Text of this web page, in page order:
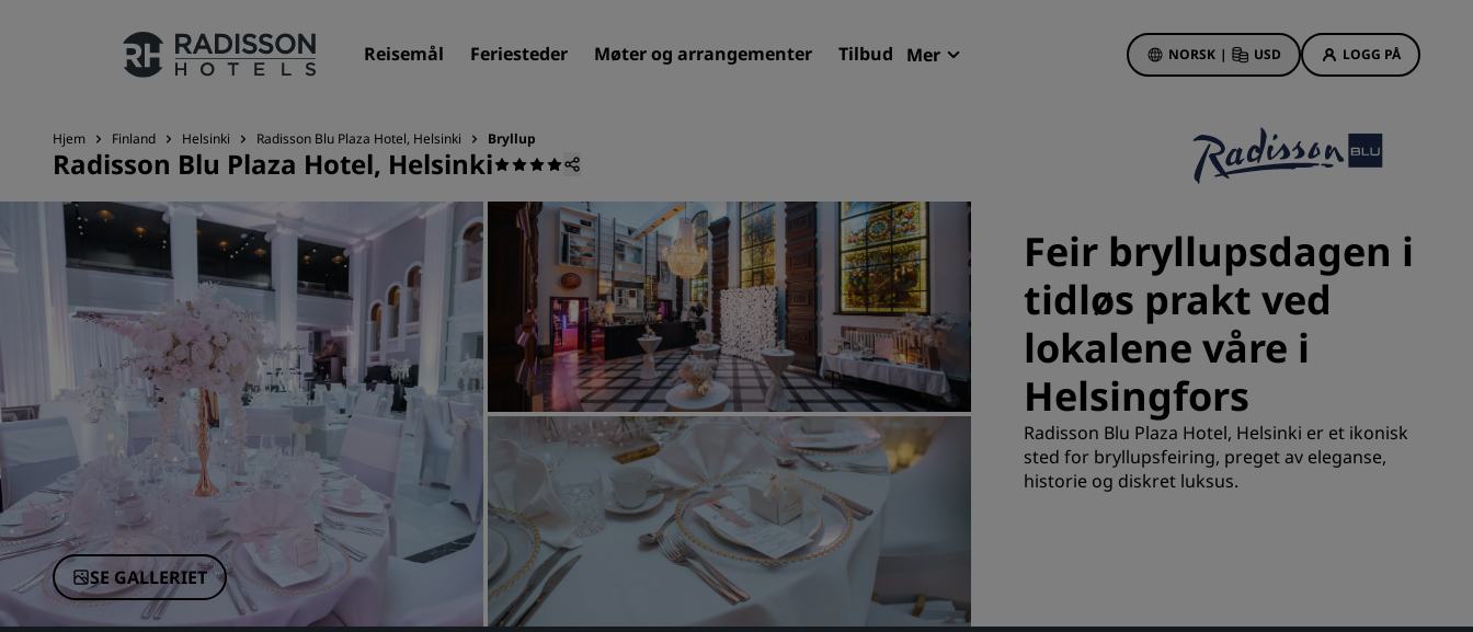
Reisemål Feriesteder Møter og arrangementer Tilbud Mer NORSK | USD LOGG PÅ
Merkevarene våre
Radisson Hotels-merker
Tilknyttede merker i Kina
Reisemål
Feriesteder
Betjente leiligheter
Flyplasshoteller
Nye og kommende hoteller
Møter og arrangementer
Opplev Radisson Meetings
Bestill et møterom
Be om et tilbud
Arrangementsreisemål
Bransjeløsninger
Hotelltilbud
Første gang er det ekstra
hyggelig
Deals of the Day
Bestill på forhånd
Se pakkene våre
Reiseideer
Familievennlige hoteller
Hjem Finland Helsinki Radisson Blu Plaza Hotel, Helsinki Bryllup
Radisson Blu Plaza Hotel, Helsinki
SE GALLERIET
Feir bryllupsdagen i
tidløs prakt ved
lokalene våre i
Helsingfors
Radisson Blu Plaza Hotel, Helsinki er et ikonisk
sted for bryllupsfeiring, preget av eleganse,
historie og diskret luksus.